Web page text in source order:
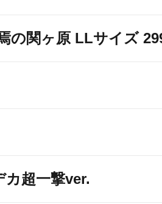
の関ヶ原 LLサイズ
カ超一撃ver.